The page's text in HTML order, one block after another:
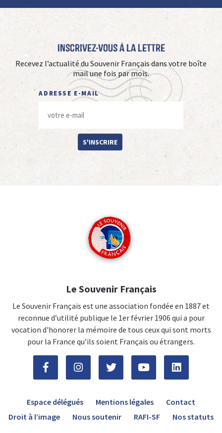
Inscrivez-vous à La Lettre
Recevez l’actualité du Souvenir Français dans votre boîte
mail une fois par mois.
ADRESSE E-MAIL
S'INSCRIRE
Le Souvenir Français
Le Souvenir Français est une association fondée en 1887 et
reconnue d’utilité publique le 1er février 1906 qui a pour
vocation d'honorer la mémoire de tous ceux qui sont morts
pour la France qu’ils soient Français ou étrangers.
Espace délégués Mentions légales
Contact
Droit à l’image
Nous soutenir RAFI-SF Nos statuts